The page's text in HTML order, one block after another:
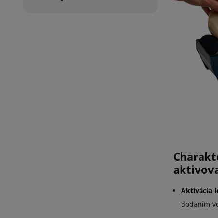
Aktivácia
dodaním